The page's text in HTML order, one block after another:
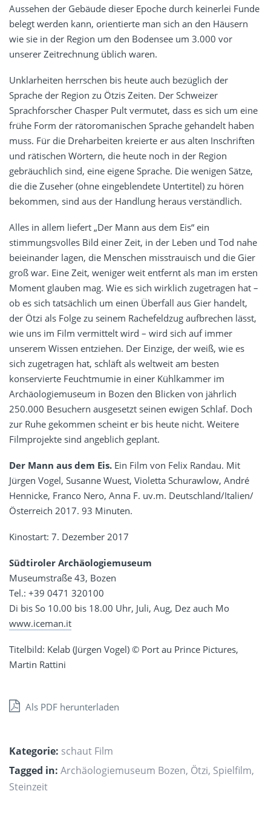
Aussehen der Gebäude dieser Epoche durch keinerlei Funde
belegt werden kann, orientierte man sich an den Häusern
wie sie in der Region um den Bodensee um 3.000 vor
unserer Zeitrechnung üblich waren.
Unklarheiten herrschen bis heute auch bezüglich der
Sprache der Region zu Ötzis Zeiten. Der Schweizer
Sprachforscher Chasper Pult vermutet, dass es sich um eine
frühe Form der rätoromanischen Sprache gehandelt haben
muss. Für die Dreharbeiten kreierte er aus alten Inschriften
und rätischen Wörtern, die heute noch in der Region
gebräuchlich sind, eine eigene Sprache. Die wenigen Sätze,
die die Zuseher (ohne eingeblendete Untertitel) zu hören
bekommen, sind aus der Handlung heraus verständlich.
Alles in allem liefert „Der Mann aus dem Eis“ ein
stimmungsvolles Bild einer Zeit, in der Leben und Tod nahe
beieinander lagen, die Menschen misstrauisch und die Gier
groß war. Eine Zeit, weniger weit entfernt als man im ersten
Moment glauben mag. Wie es sich wirklich zugetragen hat –
ob es sich tatsächlich um einen Überfall aus Gier handelt,
der Ötzi als Folge zu seinem Rachefeldzug aufbrechen lässt,
wie uns im Film vermittelt wird – wird sich auf immer
unserem Wissen entziehen. Der Einzige, der weiß, wie es
sich zugetragen hat, schläft als weltweit am besten
konservierte Feuchtmumie in einer Kühlkammer im
Archäologiemuseum in Bozen den Blicken von jährlich
250.000 Besuchern ausgesetzt seinen ewigen Schlaf. Doch
zur Ruhe gekommen scheint er bis heute nicht. Weitere
Filmprojekte sind angeblich geplant.
Der Mann aus dem Eis. Ein Film von Felix Randau. Mit
Jürgen Vogel, Susanne Wuest, Violetta Schurawlow, André
Hennicke, Franco Nero, Anna F. uv.m. Deutschland/Italien/
Österreich 2017. 93 Minuten.
Kinostart: 7. Dezember 2017
Südtiroler Archäologiemuseum
Museumstraße 43, Bozen
Tel.: +39 0471 320100
Di bis So 10.00 bis 18.00 Uhr, Juli, Aug, Dez auch Mo
www.iceman.it
Titelbild: Kelab (Jürgen Vogel) © Port au Prince Pictures,
Martin Rattini
Als PDF herunterladen
Kategorie: schaut Film
Tagged in: Archäologiemuseum Bozen, Ötzi, Spielfilm,
Steinzeit